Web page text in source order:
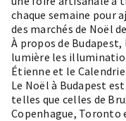
chaque semaine pour
des marchés de Noël
À propos de Budapest,
lumière les
Étienne et le
Le Noël à Budapest
telles que celles de
Copenhague, Toronto